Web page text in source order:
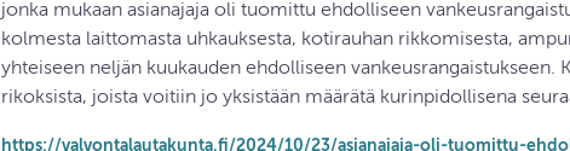
jonka mukaan asianajaja oli tuomittu ehdolliseen
kolmesta laittomasta uhkauksesta, kotirauhan rikkomisesta,
yhteiseen neljän kuukauden ehdolliseen vankeusrangaistukseen.
rikoksista, joista voitiin jo yksistään määrätä kurinpidollisena
https://valvontalautakunta.fi/2024/10/23/asianajaja-oli-tuomittu-